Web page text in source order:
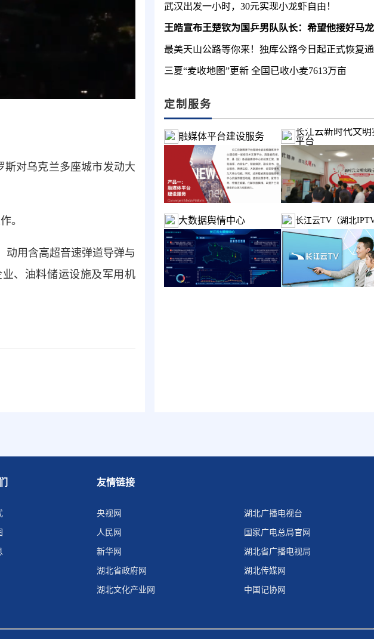
对乌克兰多座城市发动大
。
动用含高超音速弹道导弹与
、油料储运设施及军用机
武汉出发一小时，30元实现小龙虾自由！
最美天山公路等你来！独库公路今日起正式恢复
三夏“麦收地图”更新 全国已收小麦7613万亩
定制服务
融媒体平台建设服务
长江云新时代文明
平台
大数据舆情中心 长江云TV（湖北
友情链接
央视网
人民网
新华网
湖北省政府网
湖北文化产业网
湖北广播电视台
国家广电总局官网
湖北省广播电视局
湖北传媒网
中国记协网